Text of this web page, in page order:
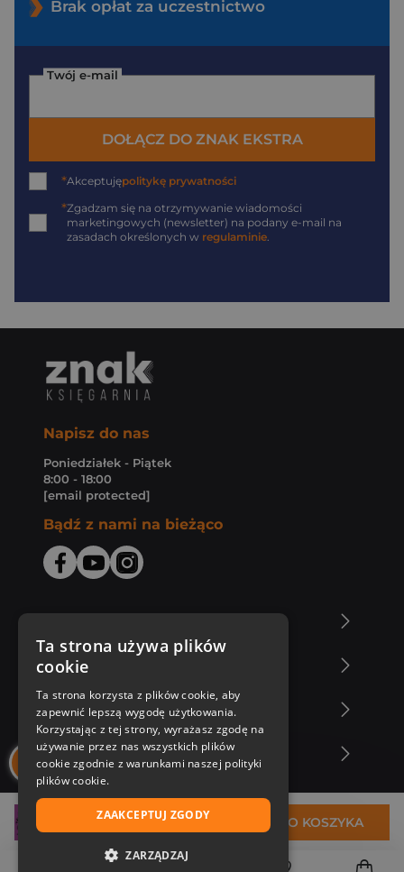
23,65 zł DO KOSZYKA
Brak opłat za uczestnictwo
Twój e-mail
DOŁĄCZ DO ZNAK EKSTRA
*Akceptujępolitykę prywatności
*Zgadzam się na otrzymywanie wiadomości
marketingowych (newsletter) na podany e-mail na
zasadach określonych w regulaminie.
Napisz do nas
Poniedziałek - Piątek
8:00 - 18:00
[email protected]
Bądź z nami na bieżąco
Zakupy u nas
Nasza oferta
Nasi autorzy
Ta strona używa plików
cookie
Ta strona korzysta z plików cookie, aby
zapewnić lepszą wygodę użytkowania.
Korzystając z tej strony, wyrażasz zgodę na
używanie przez nas wszystkich plików
cookie zgodnie z warunkami naszej polityki
plików cookie.
ZAAKCEPTUJ ZGODY
ZARZĄDZAJ